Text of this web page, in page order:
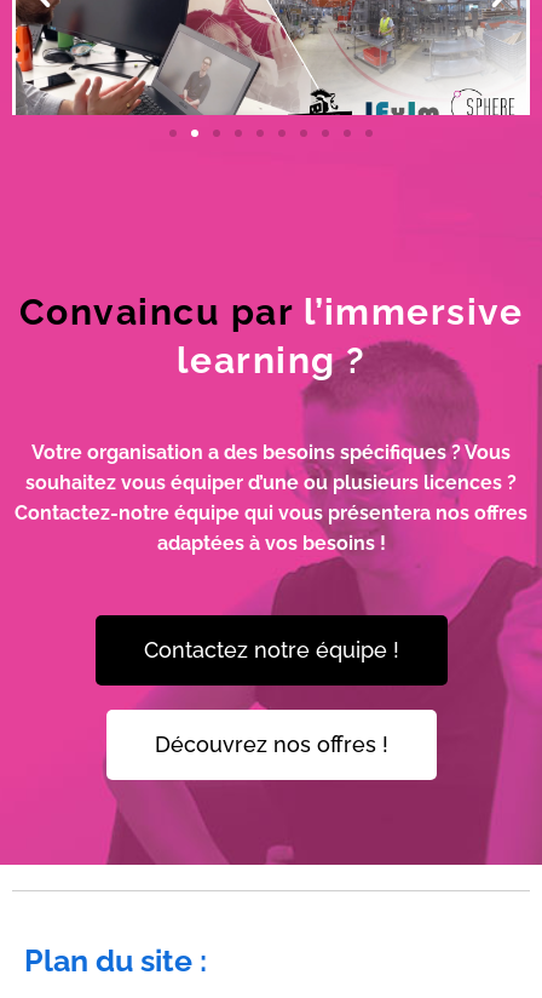
Convaincu par l’immersive
learning ?
Votre organisation a des besoins spécifiques ? Vous
souhaitez vous équiper d’une ou plusieurs licences ?
Contactez-notre équipe qui vous présentera nos offres
adaptées à vos besoins !
Contactez notre équipe !
Découvrez nos offres !
Plan du site :